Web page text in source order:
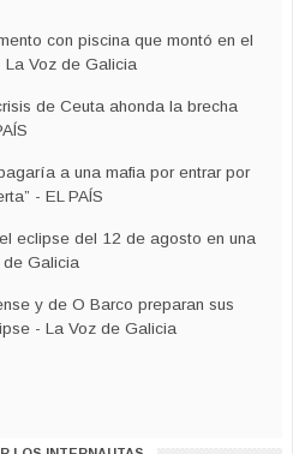
de las sombras”
dinámico del
con piscina que montó en el
Voz de Galicia
de Ceuta ahonda la brecha
a una mafia por entrar por
- EL PAÍS
eclipse del 12 de agosto en una
de Galicia
y de O Barco preparan sus
- La Voz de Galicia